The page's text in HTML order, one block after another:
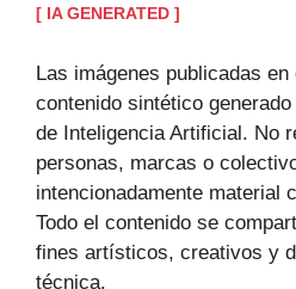
[ IA GENERATED ]
Las imágenes publicadas
contenido sintético
de Inteligencia Artificial. No
personas, marcas o
intencionadamente material
Todo el contenido se
fines artísticos, creativos y
técnica.